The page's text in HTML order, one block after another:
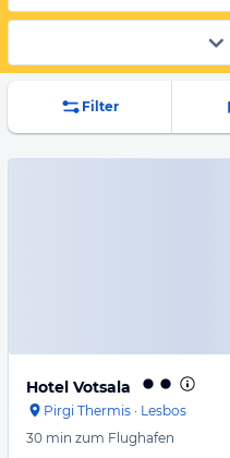
Filter
Hotel Votsala
Pirgi Thermis · Lesbos
30 min zum Flughafen